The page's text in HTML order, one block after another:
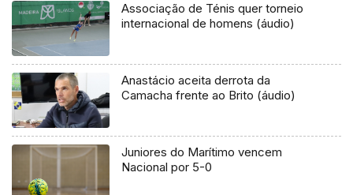
Associação de Ténis quer torneio
internacional de homens (áudio)
Anastácio aceita derrota da
Camacha frente ao Brito (áudio)
Juniores do Marítimo vencem
Nacional por 5-0